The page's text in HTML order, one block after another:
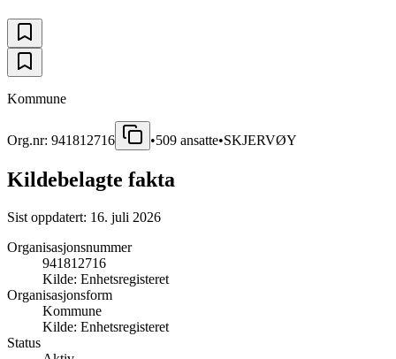
Kommune
Org.nr: 941812716 •509 ansatte•SKJERVØY
Kildebelagte fakta
Sist oppdatert: 16. juli 2026
Organisasjonsnummer
941812716
Kilde: Enhetsregisteret
Organisasjonsform
Kommune
Kilde: Enhetsregisteret
Status